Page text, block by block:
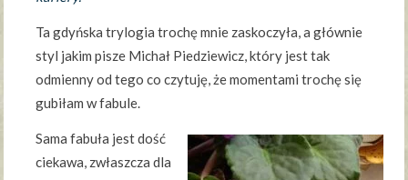
Ta gdyńska trylogia trochę mnie zaskoczyła, a głównie
styl jakim pisze Michał Piedziewicz, który jest tak
odmienny od tego co czytuję, że momentami trochę się
gubiłam w fabule.
Sama fabuła jest dość
ciekawa, zwłaszcza dla